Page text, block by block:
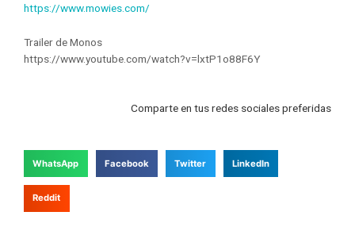
https://www.mowies.com/
Trailer de Monos
https://www.youtube.com/watch?v=lxtP1o88F6Y
Comparte en tus redes sociales preferidas
WhatsApp Facebook Twitter LinkedIn
Reddit